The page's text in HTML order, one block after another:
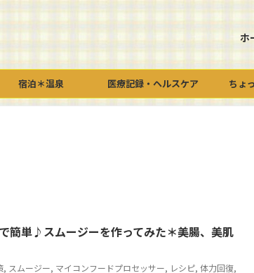
ホ
宿泊＊温泉 医療記録・ヘルスケア ちょ
簡単♪スムージーを作ってみた＊美腸、美肌
, スムージー, マイコンフードプロセッサー, レシピ, 体力回復,